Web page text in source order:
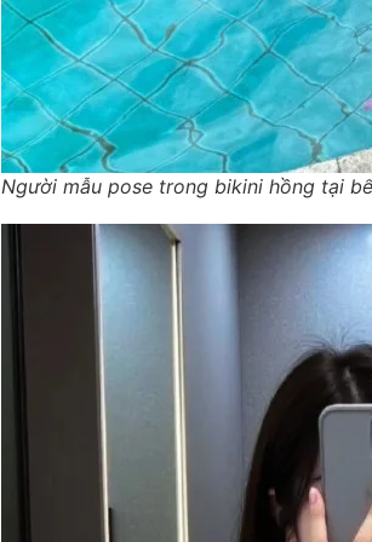
Người mẫu pose trong bikini hồng tại